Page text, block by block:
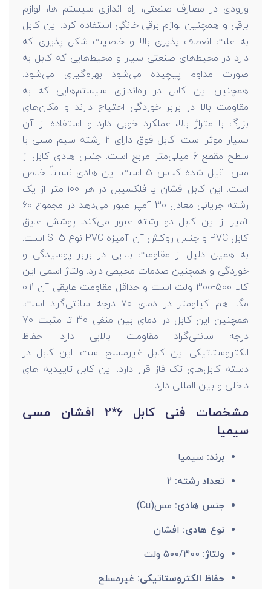
ورودی در مصارف صنعتی، راه اندازی سیستم ها، لوازم
برقی و همچنین لوازم برقی خانگی استفاده کرد. این کابل
به علت انعطاف پذیری بالا و خاصیت شکل پذیری که
دارد در محیط‌های صنعتی سیار و محیط‌هایی که کابل به
صورت مداوم پیچیده می‌شود بهره‌گیری می‌شود.
همچنین این کابل در راه‌اندازی سیستم‌هایی که به
مقاومت بالا در برابر خوردگی احتیاج دارند و مکان‌های
بزرگ با متراژ بالا، عملکرد خوبی دارد و استفاده از آن
بسیار موثر است. کابل فوق دارای 2 رشته سیم مسی با
سطح مقطع 6 میلی‌متر مربع است. جنس هادی کابل از
مس آنیل شده کلاس 5 است. این هادی نسبتاً خالص
است. این کابل افشان یا فلکسیبل در هر 100 متر از یک
رشته جریانی معادل 30 آمپر عبور می‌دهد در مجموع 60
آمپر از این کابل دو رشته عبور می‌کند. پوشش عایق
کابل PVC و جنس روکش آن آمیزه PVC نوع ST5 است.
به همین دلیل از مقاومت بالایی در برابر پوسیدگی و
خوردگی و همچنین صدمات محیطی دارد. ولتاژ اسمی این
کالا 500-300 ولت است و حداقل مقاومت عایقی آن 0.11
مگا اهم کیلومتر در دمای 70 درجه سانتی‌گراد است.
همچنین این کابل در دمای بین منفی 30 تا مثبت 70
درجه سانتی‌گراد مقاومت بالایی دارد. حفاظ
الکتروستاتیکی این کابل غیرمسلح است. این کابل در
دسته کابل‌های تک فاز قرار دارد. این کابل تاییدیه های
داخلی و بین المللی دارد.
مشخصات فنی کابل 6*2 افشان مسی
سیمیا
برند: سیمیا
تعداد رشته: 2
جنس هادی: مس(Cu)
نوع هادی: افشان
ولتاژ: 500/300 ولت
حفاظ الکتروستاتیکی: غیرمسلح